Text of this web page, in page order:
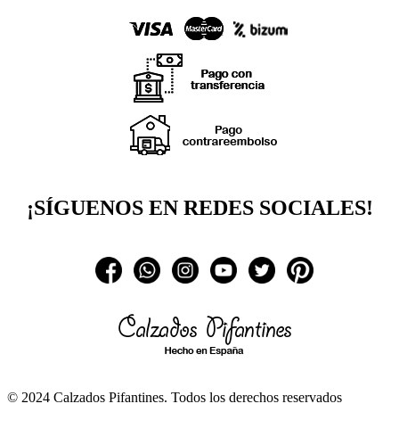
¡SÍGUENOS EN REDES SOCIALES!
© 2024 Calzados Pifantines. Todos los derechos reservados
CAMBIO/DEVOLUCIÓN